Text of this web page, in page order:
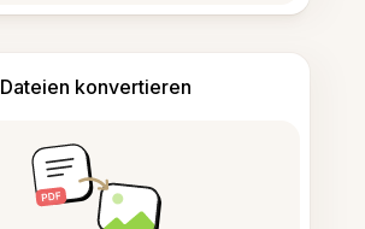
Dateien konvertieren